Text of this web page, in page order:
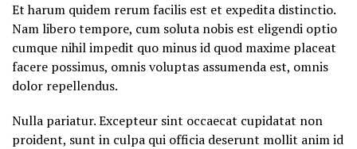
Et harum quidem rerum facilis est et expedita distinctio.
Nam libero tempore, cum soluta nobis est eligendi optio
cumque nihil impedit quo minus id quod maxime placeat
facere possimus, omnis voluptas assumenda est, omnis
dolor repellendus.
Nulla pariatur. Excepteur sint occaecat cupidatat non
proident, sunt in culpa qui officia deserunt mollit anim id